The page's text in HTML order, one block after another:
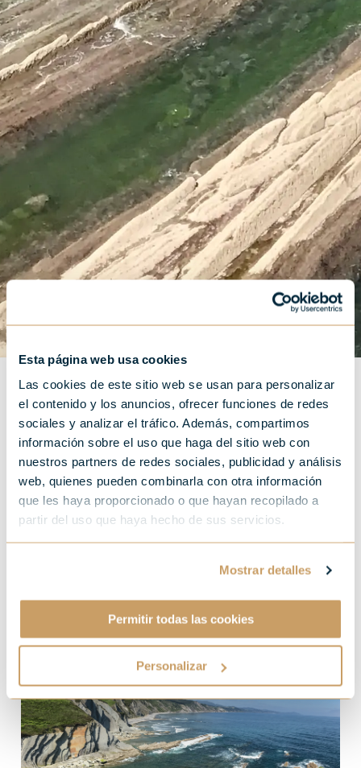
Esta página web usa cookies
Las cookies de este sitio web se usan para personalizar
el contenido y los anuncios, ofrecer funciones de redes
sociales y analizar el tráfico. Además, compartimos
información sobre el uso que haga del sitio web con
nuestros partners de redes sociales, publicidad y análisis
web, quienes pueden combinarla con otra información
que les haya proporcionado o que hayan recopilado a
partir del uso que haya hecho de sus servicios.
Mostrar detalles
Permitir todas las cookies
Personalizar
Te contamos qué lugares
visitar cerca de la capital
guipuzcoana para sacar el
máximo provecho a tu
visita al País Vasco.